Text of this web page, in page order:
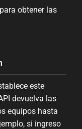
obtener las
este
devuelva las
equipos hasta
si ingreso